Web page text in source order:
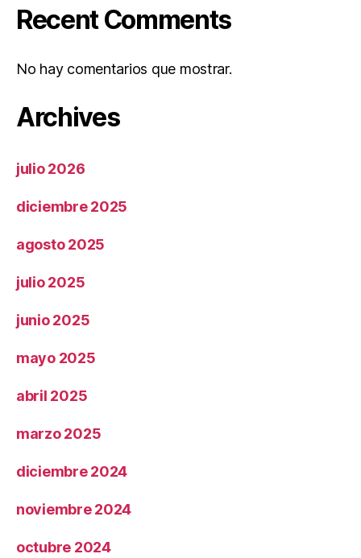
Recent Comments
No hay comentarios que mostrar.
Archives
julio 2026
diciembre 2025
agosto 2025
julio 2025
junio 2025
mayo 2025
abril 2025
marzo 2025
diciembre 2024
noviembre 2024
octubre 2024